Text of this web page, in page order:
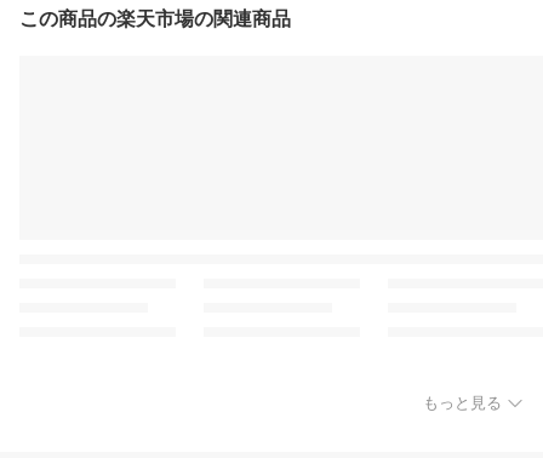
この商品の楽天市場の関連商品
もっと見る